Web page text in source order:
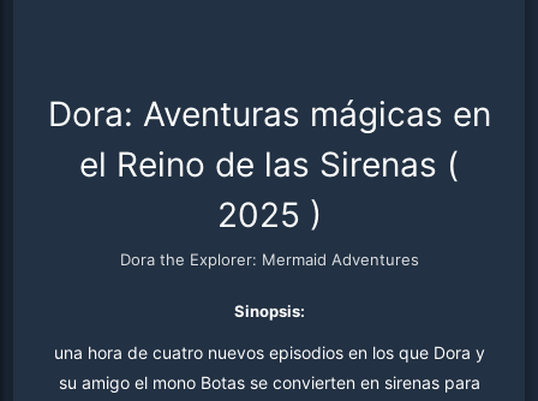
Dora: Aventuras mágicas en
el Reino de las Sirenas (
2025 )
Dora the Explorer: Mermaid Adventures
Sinopsis:
una hora de cuatro nuevos episodios en los que Dora y
su amigo el mono Botas se convierten en sirenas para